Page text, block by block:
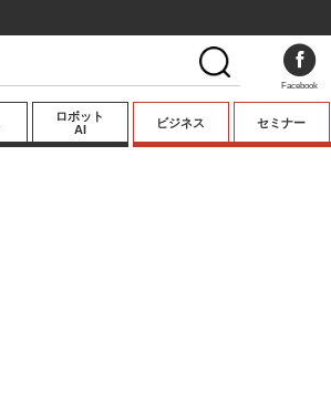
ロボット
AI
ビジネス セミナー
Facebook